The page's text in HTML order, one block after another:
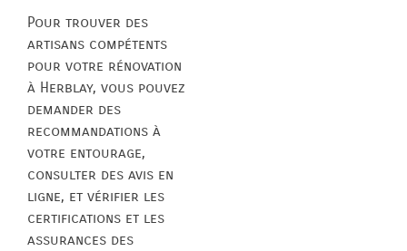
Pour trouver des
artisans compétents
pour votre rénovation
à Herblay, vous pouvez
demander des
recommandations à
votre entourage,
consulter des avis en
ligne, et vérifier les
certifications et les
assurances des